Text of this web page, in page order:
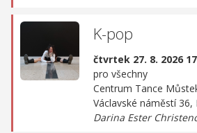
K-pop
čtvrtek 27. 8. 2026
pro všechny
Centrum Tance
Václavské náměstí 36,
Darina Ester